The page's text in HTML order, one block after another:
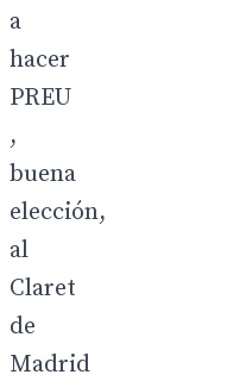
a
hacer
PREU
,
buena
elección,
al
Claret
de
Madrid